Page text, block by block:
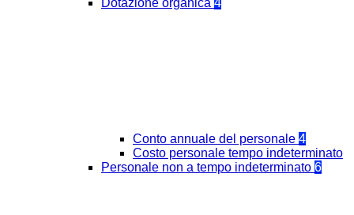
Dotazione organica 4
Conto annuale del personale 4
Costo personale tempo indeterminato
Personale non a tempo indeterminato 6